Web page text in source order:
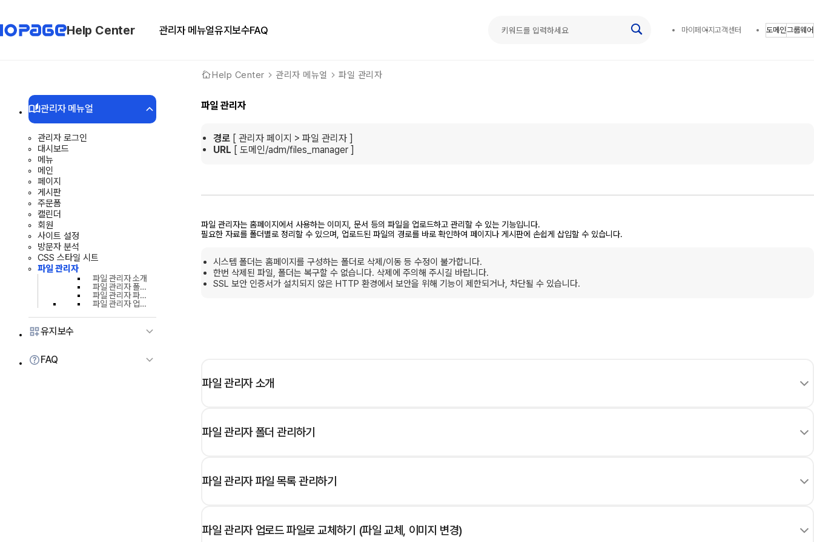
Help Center 관리자 메뉴얼유지보수FAQ 마이페이지 고객센터 도메인그룹웨어
관리자 메뉴얼
관리자 로그인
대시보드
메뉴
메인
페이지
게시판
주문폼
캘린더
회원
사이트 설정
방문자 분석
CSS 스타일 시트
파일 관리자
파일 관리자 업로드 파일로 교체하기 (파일 교체, 이미지 변경)
파일 관리자 파일 목록 관리하기
파일 관리자 폴더 관리하기
파일 관리자 소개
유지보수
FAQ
Help Center 관리자 메뉴얼 파일 관리자
파일 관리자
경로 [ 관리자 페이지 > 파일 관리자 ]
URL [ 도메인/adm/files_manager ]
파일 관리자는 홈페이지에서 사용하는 이미지, 문서 등의 파일을 업로드하고 관리할 수 있는 기능입니다.
필요한 자료를 폴더별로 정리할 수 있으며, 업로드된 파일의 경로를 바로 확인하여 페이지나 게시판에 손쉽게 삽입할 수 있습니다.
시스템 폴더는 홈페이지를 구성하는 폴더로 삭제/이동 등 수정이 불가합니다.
한번 삭제된 파일, 폴더는 복구할 수 없습니다. 삭제에 주의해 주시길 바랍니다.
SSL 보안 인증서가 설치되지 않은 HTTP 환경에서 보안을 위해 기능이 제한되거나, 차단될 수 있습니다.
파일 관리자 업로드 파일로 교체하기 (파일 교체, 이미지 변경)
파일 관리자 파일 목록 관리하기
파일 관리자 폴더 관리하기
파일 관리자 소개